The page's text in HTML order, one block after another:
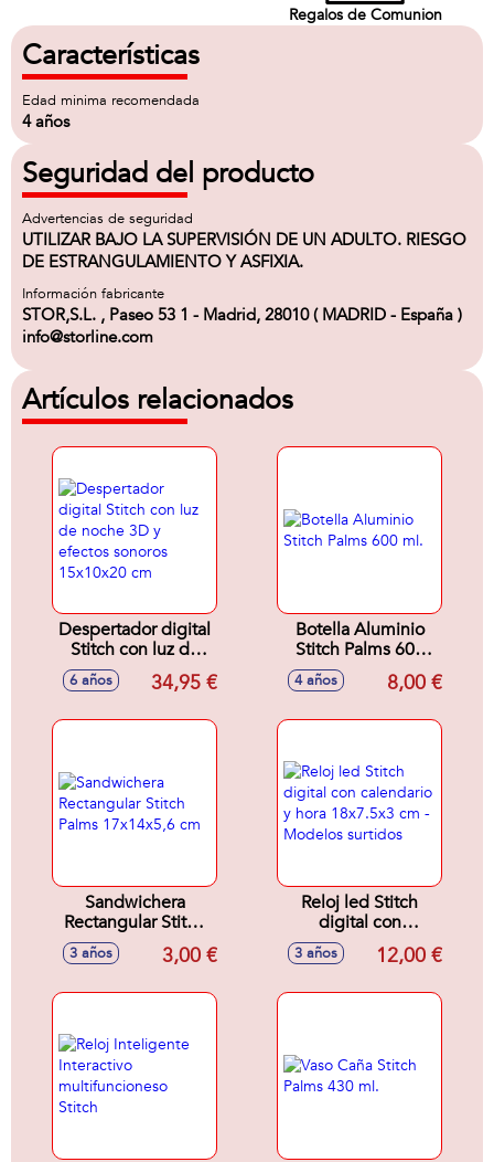
Regalos de Comunion
Características
Edad minima recomendada
4 años
Seguridad del producto
Advertencias de seguridad
UTILIZAR BAJO LA SUPERVISIÓN DE UN ADULTO. RIESGO
DE ESTRANGULAMIENTO Y ASFIXIA.
Información fabricante
STOR,S.L. , Paseo 53 1 - Madrid, 28010 ( MADRID - España )
info@storline.com
Artículos relacionados
Despertador digital
Stitch con luz de
noche 3D y efectos
sonoros 15x10x20
6 años 34,95 €
Botella Aluminio
Stitch Palms 600
4 años 8,00 €
Sandwichera
Rectangular Stitch
Palms 17x14x5,6
3 años 3,00 €
Reloj led Stitch
digital con
calendario y hora
18x7.5x3 cm -
3 años 12,00 €